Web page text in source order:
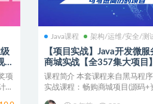
频
项
高
Java课程 架构/运维/安全/测
【项目实战】Java开发微服
商城实战【全357集大项目
程+源码资料
课程简介 本套课程来自黑马程序
实战课程：畅购商城项目(源码+